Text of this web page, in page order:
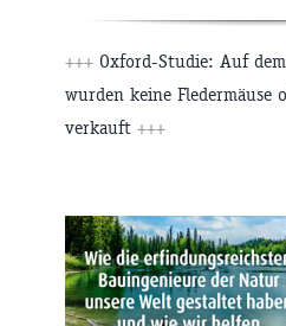
+++ Oxford-Studie: Auf
wurden keine Fledermäuse
verkauft +++